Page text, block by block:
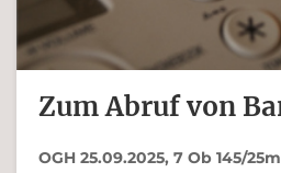
Zum Abruf von
OGH 25.09.2025, 7 Ob 145/25m